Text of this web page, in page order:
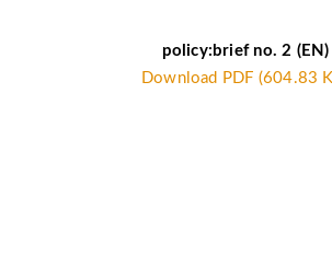
policy:brief no. 2 (EN)
Download PDF (604.83